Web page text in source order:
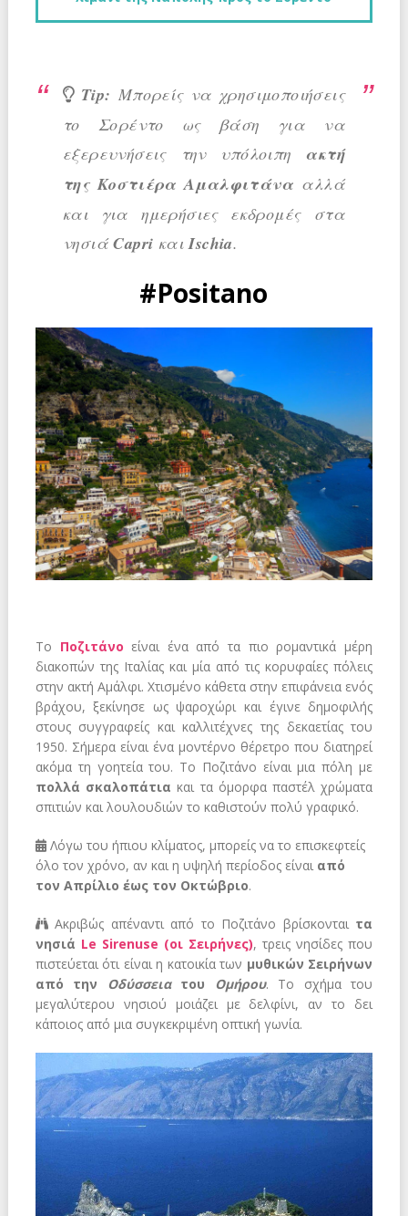
Tip: Μπορείς να χρησιμοποιήσεις
το Σορέντο ως βάση για να
εξερευνήσεις την υπόλοιπη ακτή
της Κοστιέρα Αμαλφιτάνα αλλά
και για ημερήσιες εκδρομές στα
νησιάCapri καιIschia.
#Positano
Το Ποζιτάνο είναι ένα απότα πιο ρομαντικά μέρη
διακοπών της Ιταλίαςκαι μία από τιςκορυφαίες πόλεις
στην ακτή Αμάλφι. Χτισμένο κάθετα στην επιφάνεια ενός
βράχου, ξεκίνησε ως ψαροχώρι και έγινε δημοφιλής
στους συγγραφείς και καλλιτέχνες της δεκαετίας του
1950. Σήμερα είναι ένα μοντέρνο θέρετρο που διατηρεί
ακόμα τη γοητεία του. Το Ποζιτάνο είναι μια πόλη με
πολλά σκαλοπάτια και τα όμορφα παστέλ χρώματα
σπιτιών και λουλουδιών το καθιστούν πολύ γραφικό.
Λόγω του ήπιου κλίματος, μπορείς να το επισκεφτείς
όλο τον χρόνο, αν και η υψηλή περίοδος είναι από
τον Απρίλιο έως τον Οκτώβριο.
Ακριβώς απέναντι από το Ποζιτάνο βρίσκονται τα
νησιά Le Sirenuse (οι Σειρήνες), τρεις νησίδες που
πιστεύεται ότι είναι η κατοικία των μυθικών Σειρήνων
από την
Οδύσσειατου Ομήρου. Το σχήμα του
μεγαλύτερου νησιού μοιάζει με δελφίνι, αν το δει
κάποιος από μια συγκεκριμένη οπτική γωνία.